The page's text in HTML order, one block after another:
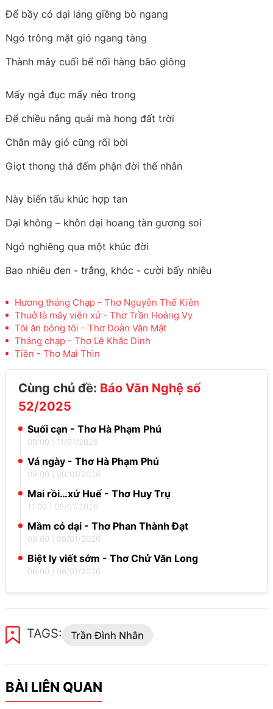
Để bầy cỏ dại láng giềng bò ngang
Ngó trông mặt gió ngang tàng
Thành mây cuối bể nối hàng bão giông
Mấy ngả đục mấy nẻo trong
Để chiều nắng quái mà hong đất trời
Chân mây gió cũng rối bời
Giọt thong thả đếm phận đời thế nhân
Này biến tấu khúc hợp tan
Dại không – khôn dại hoang tàn gương soi
Ngó nghiêng qua một khúc đời
Bao nhiêu đen - trắng, khóc - cười bấy nhiêu
Hương tháng Chạp - Thơ Nguyễn Thế Kiên
Thuở là mây viễn xứ - Thơ Trần Hoàng Vy
Tôi ăn bóng tôi - Thơ Đoàn Văn Mật
Tháng chạp - Thơ Lê Khắc Dinh
Tiền - Thơ Mai Thìn
Cùng chủ đề: Báo Văn Nghệ số
52/2025
Suối cạn - Thơ Hà Phạm Phú
09:00 11/01/2026
Vá ngày - Thơ Hà Phạm Phú
09:00 09/01/2026
Mai rồi…xứ Huế - Thơ Huy Trụ
11:00 08/01/2026
Mầm cỏ dại - Thơ Phan Thành Đạt
09:00 08/01/2026
Biệt ly viết sớm - Thơ Chử Văn Long
06:00 08/01/2026
TAGS: Trần Đình Nhân
BÀI LIÊN QUAN